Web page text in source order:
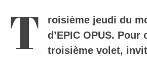
T
roisième jeudi du
d’EPIC OPUS. Pour
troisième volet,